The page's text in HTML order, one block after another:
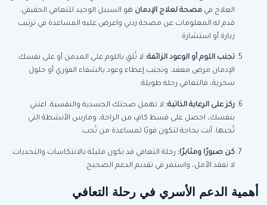
العلاج في مصحة لعلاج الإدمان هو السبيل الوحيد للتعافي الحقيقي.
قدم له المعلومات عن مصحة زدني واعرض عليه المساعدة في ترتيب
زيارة أو استشارة.
تجنب اللوم أو الوعود الزائفة: لا تُلقِ باللوم على المدمن أو على نفسك.
الإدمان مرض معقد. وتجنب إعطاء وعود بالشفاء الفوري أو حلول
سحرية، فالتعافي رحلة طويلة.
ركز على الرعاية الذاتية: لا تهمل صحتك الجسدية والنفسية. اعتني
بنفسك، احصل على قسط كافٍ من الراحة، ومارس الأنشطة التي
تُحبها. أنت بحاجة لتكون قويًا لمساعدة من تُحب.
كن صبورًا ومثابرًا: رحلة التعافي قد تكون مليئة بالانتكاسات والتحديات.
لا تفقد الأمل، واستمر في تقديم الدعم الصحيح.
أهمية الدعم الأسري في رحلة التعافي